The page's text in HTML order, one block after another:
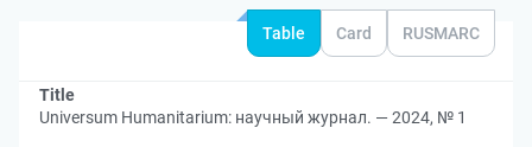
Table Card RUSMARC
Title
Universum Humanitarium: научный журнал. — 2024, № 1